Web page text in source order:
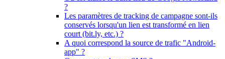
?
Les paramètres de tracking de campagne sont-ils
conservés lorsqu'un lien est transformé en lien
court (bit.ly, etc.) ?
A quoi correspond la source de trafic "Android-
app" ?